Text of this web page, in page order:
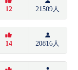
12 21509人
14 20816人